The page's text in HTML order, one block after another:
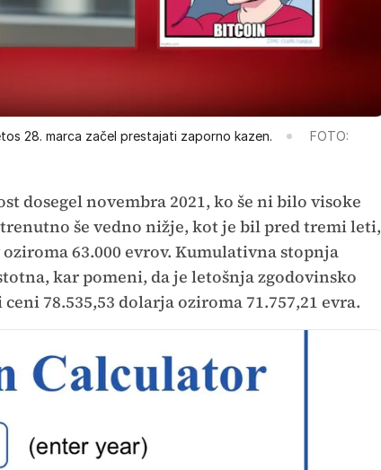
28. marca začel prestajati zaporno kazen.
FOTO:
dosegel novembra 2021, ko še ni bilo visoke
še vedno nižje, kot je bil pred tremi leti,
63.000 evrov. Kumulativna stopnja
kar pomeni, da je letošnja zgodovinsko
78.535,53 dolarja oziroma 71.757,21 evra.